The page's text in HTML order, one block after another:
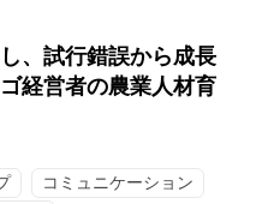
、試行錯誤から成長
経営者の農業人材育
コミュニケーション